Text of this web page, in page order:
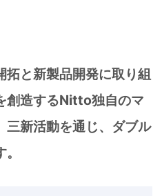
拓と新製品開発に取り組
創造するNitto独自のマ
三新活動を通じ、ダブル